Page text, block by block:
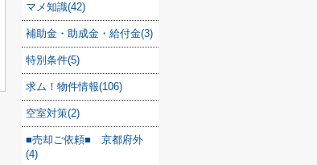
マメ知識(42)
補助金・助成金・給付金(3)
特別条件(5)
求ム！物件情報(106)
空室対策(2)
■売却ご依頼■ 京都府外
(4)